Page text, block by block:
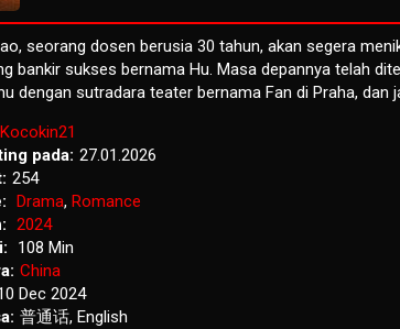
seorang dosen berusia 30 tahun, akan segera
bankir sukses bernama Hu. Masa depannya telah
dengan sutradara teater bernama Fan di Praha, dan
Kocokin21
pada: 27.01.2026
254
Drama, Romance
2024
108 Min
China
Dec 2024
普通话, English